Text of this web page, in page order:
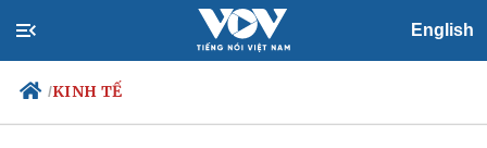
English
/KINH TẾ